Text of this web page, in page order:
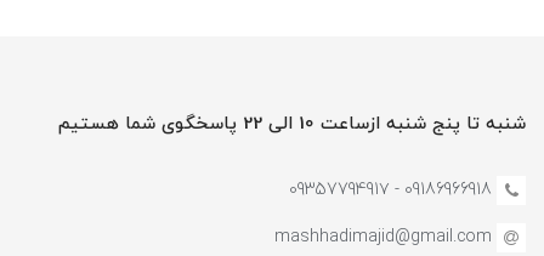
شنبه تا پنج شنبه ازساعت 10 الی 22 پاسخگوی شما هستیم
09186966918 - 0935779491۷
mashhadimajid@gmail.com